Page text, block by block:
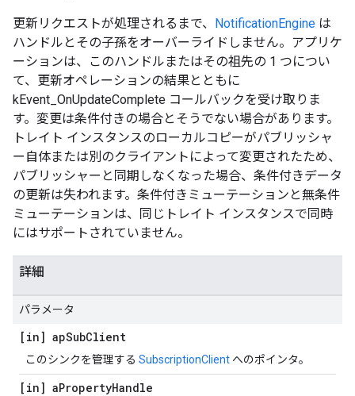
更新リクエストが処理されるまで、 NotificationEngine は
ハンドルとその子孫をオーバーライドしません。アプリケ
ーションは、このハンドルまたはその祖先の 1 つについ
て、更新オペレーションの結果とともに
kEvent_OnUpdateComplete コールバックを受け取りま
す。変更は条件付きの場合とそうでない場合があります。
トレイト インスタンスのローカルコピーがパブリッシャ
ー自体または別のクライアントによって変更されたため、
パブリッシャーと同期しなくなった場合、条件付きデータ
の更新は失われます。条件付きミューテーションと無条件
ミューテーションは、同じトレイト インスタンスで同時
にはサポートされていません。
詳細
パラメータ
[in] apSubClient
このシンクを管理する SubscriptionClient へのポインタ。
[in] aPropertyHandle